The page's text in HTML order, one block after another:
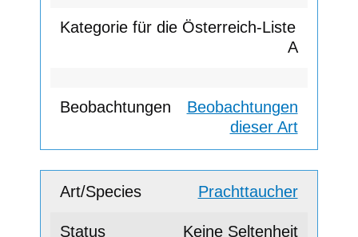
A
Beobachtungen
dieser Art
Prachttaucher
Keine Seltenheit